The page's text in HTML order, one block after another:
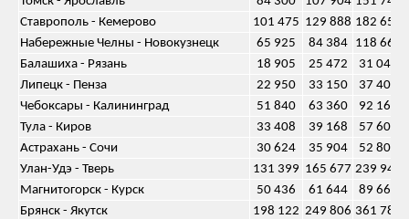
Ставрополь - Кемерово
101 475 129 888 182 655
Набережные Челны - Новокузнецк
65 925 84 384
118 665
Балашиха - Рязань
18 905 25 472
31 044
Липецк - Пенза
22 950 33 150
37 400
Чебоксары - Калининград
51 840 63 360
92 160
Тула - Киров
33 408 39 168
57 600
Астрахань - Сочи
30 624 35 904
52 800
Улан-Удэ - Тверь
131 399 165 677 239 946
Магнитогорск - Курск
50 436 61 644
89 664
Брянск - Якутск
198 122 249 806 361 788